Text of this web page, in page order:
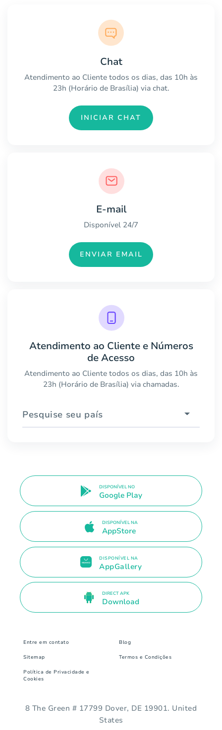
Chat
Atendimento ao Cliente todos os dias, das 10h às
23h (Horário de Brasília) via chat.
INICIAR CHAT
E-mail
Disponível 24/7
ENVIAR EMAIL
Atendimento ao Cliente e Números
de Acesso
Atendimento ao Cliente todos os dias, das 10h às
23h (Horário de Brasília) via chamadas.
Pesquise seu país
DISPONÍVEL NO
Google Play
DISPONÍVEL NA
AppStore
DISPONÍVEL NA
AppGallery
DIRECT APK
Download
Entre em contato Blog
Sitemap Termos e Condições
Política de Privacidade e
Cookies
8 The Green # 17799 Dover, DE 19901. United
States